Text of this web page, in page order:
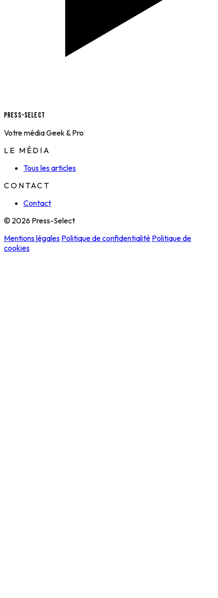
Press-Select
Votre média Geek & Pro
LE MÉDIA
Tous les articles
CONTACT
Contact
© 2026 Press-Select
Mentions légales Politique de confidentialité Politique de
cookies